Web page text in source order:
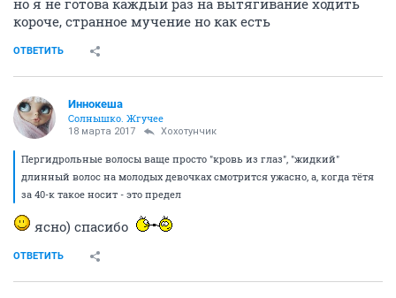
короче, странное мучение но как есть
ОТВЕТИТЬ
Иннокеша
Солнышко. Жгучее
18 марта 2017 Хохотунчик
Пергидрольные волосы ваще просто "кровь из глаз", "жидкий"
длинный волос на молодых девочках смотрится ужасно, а, когда тётя
за 40-к такое носит - это предел
ясно) спасибо
ОТВЕТИТЬ